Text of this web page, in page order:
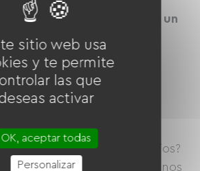
una cita entre usted y un
de Icycle.
🧑‍💻
Proceda al pago y
de 100 € (no se realizará
previa). 💳
bicicleta y nuestros servicios?
tu contrato! Contáctanos
sitio web usa
y te permite
las que
activar
OK, aceptar todas
Personalizar